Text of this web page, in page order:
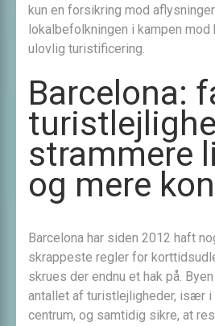
kun en forsikring mod
lokalbefolkningen i kampen
ulovlig turistificering.
Barcelona:
strammere
og mere
Barcelona har siden 2012 haft
skrappeste regler for
skrues der endnu et hak på.
antallet af turistlejligheder, især
centrum, og samtidig sikre, at